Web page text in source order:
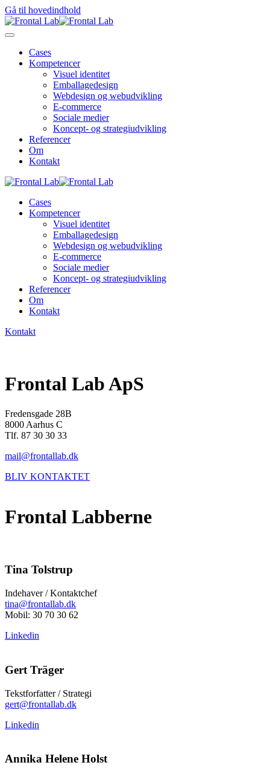
Gå til hovedindhold
Cases
Kompetencer
Visuel identitet
Emballagedesign
Webdesign og webudvikling
E-commerce
Sociale medier
Koncept- og strategiudvikling
Referencer
Om
Kontakt
Cases
Kompetencer
Visuel identitet
Emballagedesign
Webdesign og webudvikling
E-commerce
Sociale medier
Koncept- og strategiudvikling
Referencer
Om
Kontakt
Kontakt
Frontal Lab ApS
Fredensgade 28B
8000 Aarhus C
Tlf. 87 30 30 33
mail@frontallab.dk
BLIV KONTAKTET
Frontal Labberne
Tina Tolstrup
Indehaver / Kontaktchef
tina@frontallab.dk
Mobil: 30 70 30 62
Linkedin
Gert Träger
Tekstforfatter / Strategi
gert@frontallab.dk
Linkedin
Annika Helene Holst